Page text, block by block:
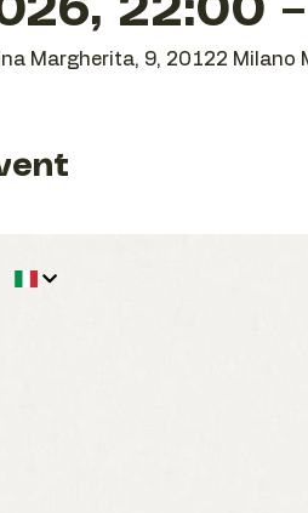
22:00
Margherita, 9, 20122 Milano